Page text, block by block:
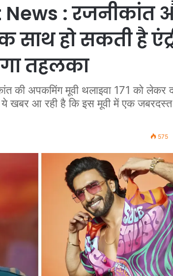
: रजनीकांत
साथ हो सकती है
तहलका
की अपकमिंग मूवी थलाइवा 171 को लेकर
खबर आ रही है कि इस मूवी में एक जबरदस्त
575